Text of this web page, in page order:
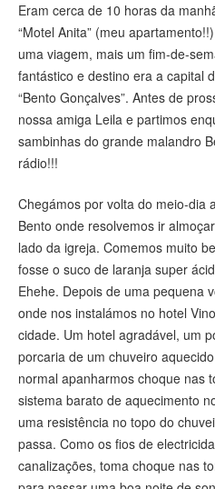
Brasil
América do Sul
Eram cerca de 10 horas da
“Motel Anita” (meu
uma viagem, mais um fim-de-
fantástico e destino era a capital
“Bento Gonçalves”. Antes de
nossa amiga Leila e partimos
sambinhas do grande malandro
rádio!!!
Chegámos por volta do meio-dia
Bento onde resolvemos ir
lado da igreja. Comemos muito
fosse o suco de laranja super
Ehehe. Depois de uma pequena
onde nos instalámos no hotel
cidade. Um hotel agradável, um
porcaria de um chuveiro
normal apanharmos choque nas
sistema barato de aquecimento
uma resistência no topo do
passa. Como os fios de
canalizações, toma choque nas